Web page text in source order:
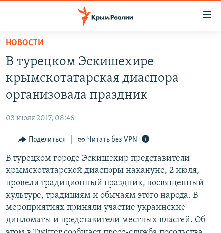
Вернуться
основному
содержанию
Вернутся
главной
Вернутся
поиску
СПЕЦПРОЕКТЫ
11 ЛЕТ ОККУПАЦИИ КРЫМА. 11 ИСТОРИЙ СОПРОТИВЛЕНИЯ
ВОДА
ЕЩЕ
ИНТЕРАКТИВ
ИНФОГРАФИКА
ТЕЛЕПРОЕКТ КРЫМ.РЕАЛИИ
СОВЕТЫ ПРАВОЗАЩИТНИКОВ
ПРОПАВШИЕ БЕЗ ВЕСТИ
ПОБЕДИТЕЛЕЙ НЕ СУДЯТ?
РАДІО СВОБОДА
КАК ОБОЙТИ БЛОКИРОВКУ
Українською
Qırımtatar
ПРИСОЕДИНЯЙТЕСЬ!
НОВОСТИ
В турецком Эскишехире
крымскотатарская диаспора
организовала праздник
03 июля 2017, 08:46
Поделиться Читать без VPN
В турецком городе Эскишехир представители
крымскотатарской диаспоры накануне, 2 июля,
провели традиционный праздник, посвященный
культуре, традициям и обычаям этого народа. В
мероприятиях приняли участие украинские
дипломаты и представители местных властей. Об